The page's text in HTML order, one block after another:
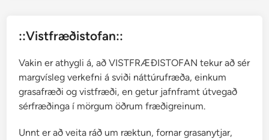
::Vistfræðistofan::
Vakin er athygli á, að VISTFRÆÐISTOFAN tekur að sér
margvísleg verkefni á sviði náttúrufræða, einkum
grasafræði og vistfræði, en getur jafnframt útvegað
sérfræðinga í mörgum öðrum fræðigreinum.
Unnt er að veita ráð um ræktun, fornar grasanytjar,